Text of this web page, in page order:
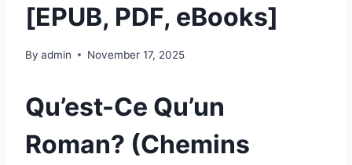
[EPUB, PDF, eBooks]
By admin November 17, 2025
Qu’est-Ce Qu’un
Roman? (Chemins